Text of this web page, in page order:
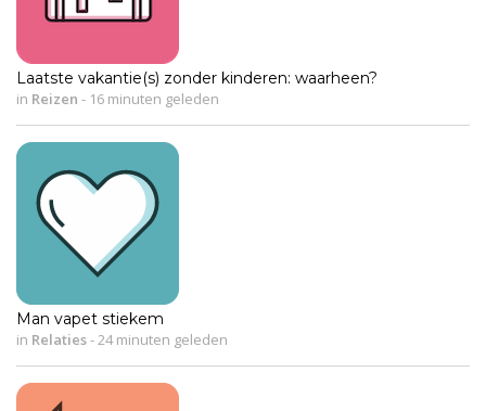
Laatste vakantie(s) zonder kinderen: waarheen?
in Reizen - 16 minuten geleden
Man vapet stiekem
in Relaties-24 minuten geleden